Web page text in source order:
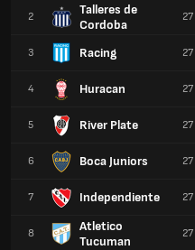
2
Talleres de
Cordoba
3 Racing
4 Huracan
5 River Plate
6 Boca Juniors
7 Independiente
8
Atletico
Tucuman
27
27
27
27
27
27
27